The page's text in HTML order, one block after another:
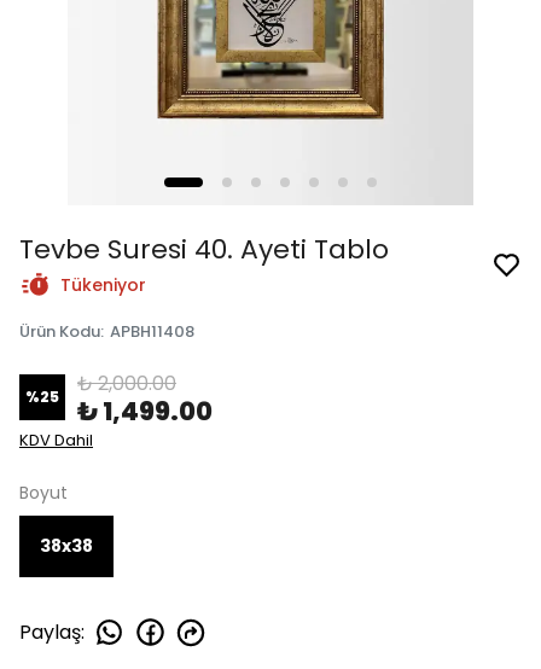
Tevbe Suresi 40. Ayeti Tablo
Tükeniyor
Ürün Kodu: APBH11408
%25 ₺ 2,000.00
₺ 1,499.00
KDV Dahil
Boyut
38x38
Paylaş: